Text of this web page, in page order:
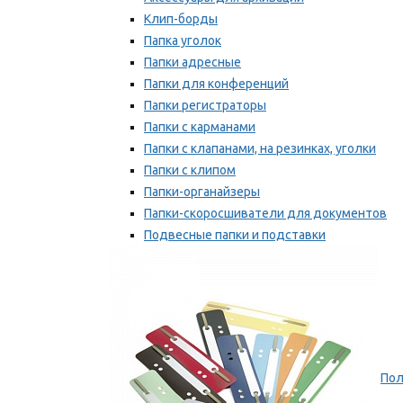
Клип-борды
Папка уголок
Папки адресные
Папки для конференций
Папки регистраторы
Папки с карманами
Папки с клапанами, на резинках, уголки
Папки с клипом
Папки-органайзеры
Папки-скоросшиватели для документов
Подвесные папки и подставки